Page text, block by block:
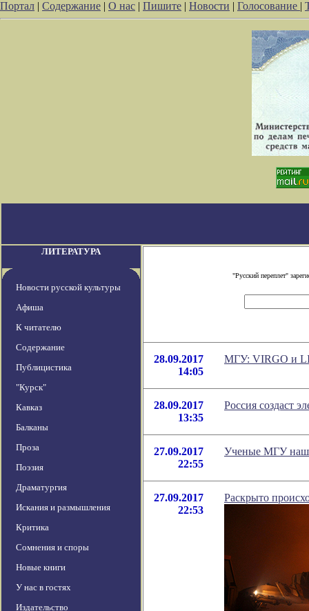
Портал | Содержание | О нас | Пишите | Новости | Голосование |
ЛИТЕРАТУРА
Новости русской культуры
Афиша
К читателю
Содержание
Публицистика
"Курск"
Кавказ
Балканы
Проза
Поэзия
Драматургия
Искания и размышления
Критика
Сомнения и споры
Новые книги
У нас в гостях
Издательство
"Русский переплет"
28.09.2017
14:05
МГУ: VIRGO и
28.09.2017
13:35
Россия создаст
27.09.2017
22:55
Ученые МГУ
27.09.2017
22:53
Раскрыто